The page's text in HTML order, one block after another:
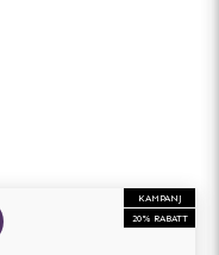
KAMPANJ
20% RABATT